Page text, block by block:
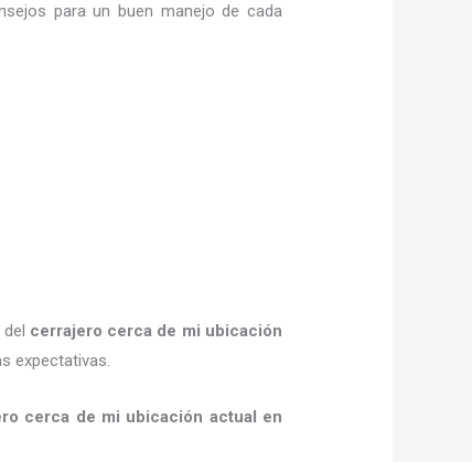
para un buen manejo de cada
cerrajero cerca de mi ubicación
expectativas.
cerca de mi ubicación actual en